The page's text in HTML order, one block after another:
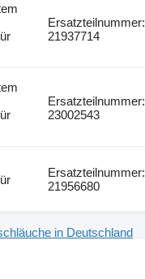
Ersatzteilnummer:
21937714
Ersatzteilnummer:
23002543
Ersatzteilnummer:
21956680
in Deutschland